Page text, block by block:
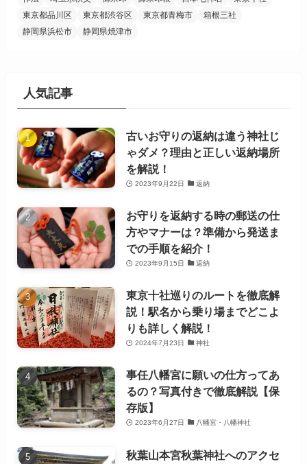
東京都品川区
東京都渋谷区 東京都青梅市
箱根三社
静岡県浜松市
静岡県焼津市
人気記事
古いお守りの返納は違う神社じ
ゃダメ？理由と正しい返納場所
を解説！
2023年9月22日 返納
お守りを返納する時の郵送の仕
方やマナーは？準備から発送ま
での手順を紹介！
2023年9月15日 返納
東京十社巡りのルートを徹底解
説！駅名から乗り場までどこよ
りも詳しく解説！
2024年7月23日 神社
事任八幡宮に願いの仕方ってあ
るの？写真付きで徹底解説【保
存版】
2023年6月27日 八幡宮・八幡神社
秋葉山本宮秋葉神社へのアクセ